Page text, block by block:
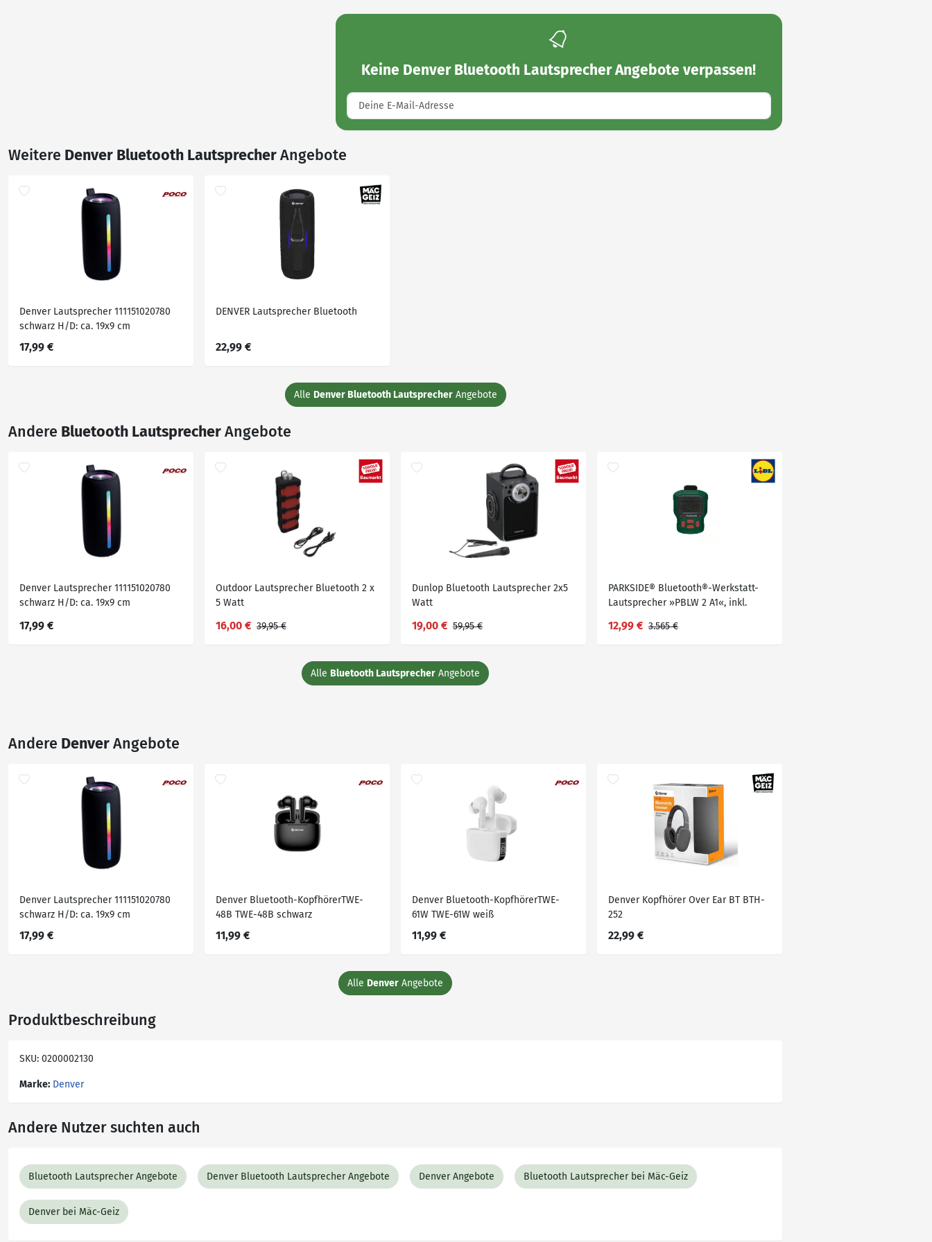
Keine Denver Bluetooth Lautsprecher Angebote verpassen!
Weitere Denver Bluetooth LautsprecherAngebote
Denver Lautsprecher 111151020780
schwarz H/D: ca. 19x9 cm
17,99 €
DENVER Lautsprecher Bluetooth
22,99 €
Alle Denver Bluetooth LautsprecherAngebote
Andere Bluetooth LautsprecherAngebote
Denver Lautsprecher 111151020780
schwarz H/D: ca. 19x9 cm
17,99 €
Outdoor Lautsprecher Bluetooth 2 x
5 Watt
16,00 € 39,95 €
Dunlop Bluetooth Lautsprecher 2x5
Watt
19,00 € 59,95 €
PARKSIDE® Bluetooth®-Werkstatt-
Lautsprecher »PBLW 2 A1«, inkl.
12,99 € 3.565 €
Alle Bluetooth Lautsprecher Angebote
Andere DenverAngebote
Denver Lautsprecher 111151020780
schwarz H/D: ca. 19x9 cm
17,99 €
Denver Bluetooth-KopfhörerTWE-
48B TWE-48B schwarz
11,99 €
Denver Bluetooth-KopfhörerTWE-
61W TWE-61W weiß
11,99 €
Denver Kopfhörer Over Ear BT BTH-
252
22,99 €
Alle Denver Angebote
Produktbeschreibung
SKU: 0200002130
Marke: Denver
Andere Nutzer suchten auch
Bluetooth Lautsprecher Angebote Denver Bluetooth Lautsprecher Angebote Denver Angebote Bluetooth Lautsprecher bei Mäc-Geiz
Denver bei Mäc-Geiz